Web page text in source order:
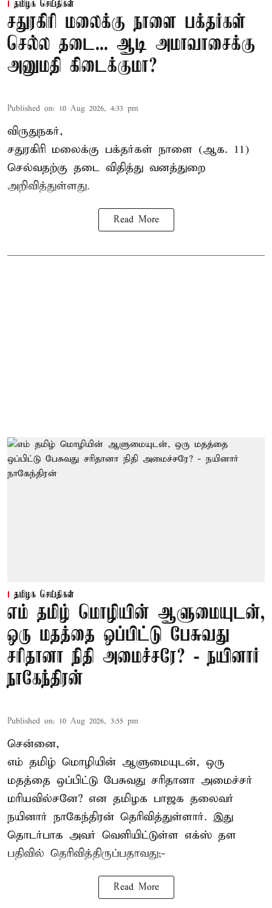
தமிழக செய்திகள்
சதுரகிரி மலைக்கு நாளை பக்தர்கள்
செல்ல தடை... ஆடி அமாவாசைக்கு
அனுமதி கிடைக்குமா?
Published on: 10 Aug 2026, 4:33 pm
விருதுநகர்,
சதுரகிரி மலைக்கு பக்தர்கள் நாளை (ஆக. 11)
செல்வதற்கு தடை விதித்து வனத்துறை
அறிவித்துள்ளது.
Read More
தமிழக செய்திகள்
எம் தமிழ் மொழியின் ஆளுமையுடன்,
ஒரு மதத்தை ஒப்பிட்டு பேசுவது
சரிதானா நிதி அமைச்சரே? - நயினார்
நாகேந்திரன்
Published on: 10 Aug 2026, 3:55 pm
சென்னை,
எம் தமிழ் மொழியின் ஆளுமையுடன், ஒரு
மதத்தை ஒப்பிட்டு பேசுவது சரிதானா அமைச்சர்
மரியவில்சனே? என தமிழக பாஜக தலைவர்
நயினார் நாகேந்திரன் தெரிவித்துள்ளார். இது
தொடர்பாக அவர் வெளியிட்டுள்ள எக்ஸ் தள
பதிவில் தெரிவித்திருப்பதாவது;-
Read More